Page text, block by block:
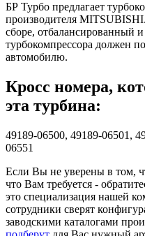
БР Турбо предлагает
производителя
сборе, отбалансированный
турбокомпрессора должен
автомобилю.
Кросс номера,
эта турбина:
49189-06500, 49189-06501,
06551
Если Вы не уверены в том,
что Вам требуется -
это специализация нашей
сотрудники сверят
заводскими каталогами